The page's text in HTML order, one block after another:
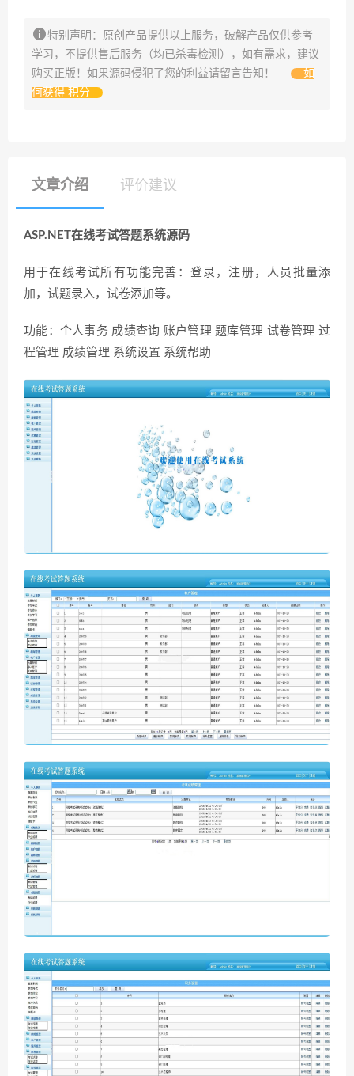
特别声明：原创产品提供以上服务，破解产品仅供参考
学习，不提供售后服务（均已杀毒检测），如有需求，建议
购买正版！如果源码侵犯了您的利益请留言告知！
如
何获得 积分
文章介绍 评价建议
ASP.NET在线考试答题系统源码
用于在线考试所有功能完善：登录，注册，人员批量添
加，试题录入，试卷添加等。
功能：个人事务 成绩查询 账户管理 题库管理 试卷管理 过
程管理 成绩管理 系统设置 系统帮助